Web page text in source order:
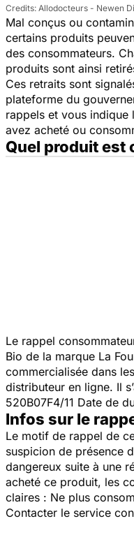
Allodocteurs - Newen
Mal conçus ou
certains produits
des consommateurs.
produits sont ainsi
Ces retraits sont
plateforme du
rappels et vous
avez acheté ou
Quel produit est
Le rappel
Bio de la marque La
commercialisée dans
distributeur en ligne. Il
520B07F4/11 Date de
Infos sur le
Le motif de rappel de
suspicion de présence
dangereux suite à une
acheté ce produit, les
claires : Ne plus
Contacter le service